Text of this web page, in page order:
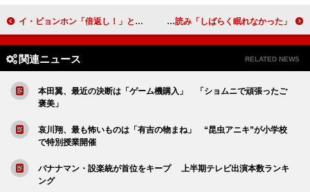
イ・ビョンホン「倍返し！」と絶賛 『ＲＥＤ リターンズ』ジャパンプレミア 次期“月９”松本潤の相手役に石原さとみ 原作読み「しばらく眠れなかった」
関連ニュース RELATED NEWS
本田翼、最近の決断は「ゲーム機購入」 「ショムニで頑張ったご
褒美」
哀川翔、最も怖いものは「有吉の物まね」 “昆虫アニキ”が小学校
で特別授業開催
バナナマン・設楽統が首位をキープ 上半期テレビ出演本数ランキ
ング